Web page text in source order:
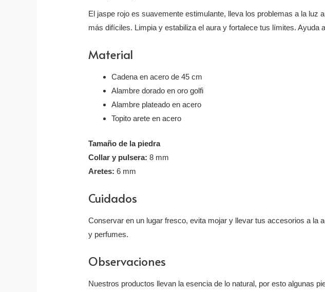
El jaspe rojo es suavemente estimulante, lleva los problemas a la
más difíciles. Limpia y estabiliza el aura y fortalece tus límites. Ayuda
Material
Cadena en acero de 45 cm
Alambre dorado en oro golfi
Alambre plateado en acero
Topito arete en acero
Tamaño de la piedra
Collar y pulsera: 8 mm
Aretes: 6 mm
Cuidados
Conservar en un lugar fresco, evita mojar y llevar tus accesorios a la
y perfumes.
Observaciones
Nuestros productos llevan la esencia de lo natural, por esto algunas